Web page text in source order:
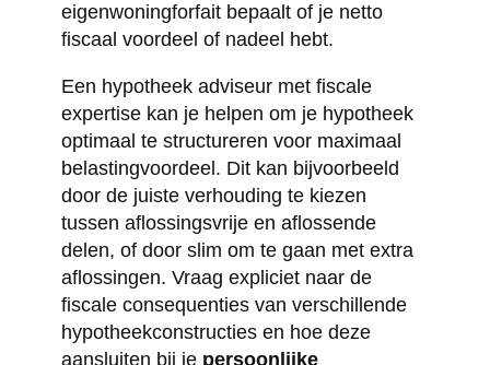
eigenwoningforfait bepaalt of je netto
fiscaal voordeel of nadeel hebt.
Een hypotheek adviseur met fiscale
expertise kan je helpen om je hypotheek
optimaal te structureren voor maximaal
belastingvoordeel. Dit kan bijvoorbeeld
door de juiste verhouding te kiezen
tussen aflossingsvrije en aflossende
delen, of door slim om te gaan met extra
aflossingen. Vraag expliciet naar de
fiscale consequenties van verschillende
hypotheekconstructies en hoe deze
aansluiten bij je persoonlijke